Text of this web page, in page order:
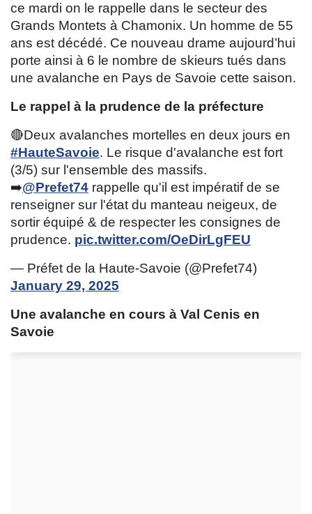
ce mardi on le rappelle dans le secteur des
Grands Montets à Chamonix. Un homme de 55
ans est décédé. Ce nouveau drame aujourd’hui
porte ainsi à 6 le nombre de skieurs tués dans
une avalanche en Pays de Savoie cette saison.
Le rappel à la prudence de la préfecture
🔴Deux avalanches mortelles en deux jours en
#HauteSavoie. Le risque d'avalanche est fort
(3/5) sur l'ensemble des massifs.
➡️@Prefet74 rappelle qu'il est impératif de se
renseigner sur l'état du manteau neigeux, de
sortir équipé & de respecter les consignes de
prudence. pic.twitter.com/OeDirLgFEU
— Préfet de la Haute-Savoie (@Prefet74)
January 29, 2025
Une avalanche en cours à Val Cenis en
Savoie